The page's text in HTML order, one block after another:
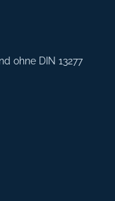
ohne DIN 13277